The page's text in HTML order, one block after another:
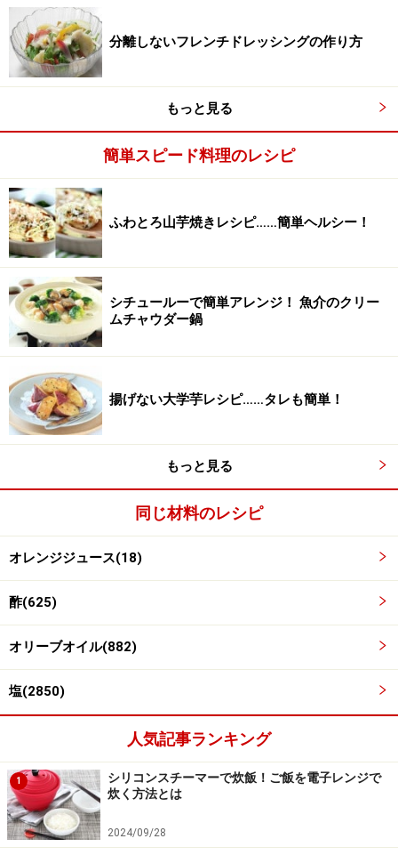
3
食べる直前に、ドレッシングと野菜類を、ざっくり和え
ます。
※記事内容は執筆時点のものです。最新の内容をご確認くださ
※衛生面および保存状態に起因して食中毒や体調不良を引き起こ
す場合があります。必ず清潔な状態で、正しい方法で行い、なる
べく早めにお召し上がりください。また、持ち運びの際は保存方
法に注意してください。
分離しないフレンチドレッシングの作り方
もっと見る
簡単スピード料理のレシピ
ふわとろ山芋焼きレシピ……簡単ヘルシー！
シチュールーで簡単アレンジ！ 魚介のクリー
ムチャウダー鍋
揚げない大学芋レシピ……タレも簡単！
もっと見る
同じ材料のレシピ
オレンジジュース(18)
酢(625)
オリーブオイル(882)
塩(2850)
人気記事ランキング
1
シリコンスチーマーで炊飯！ご飯を電子レンジで
炊く方法とは
2024/09/28